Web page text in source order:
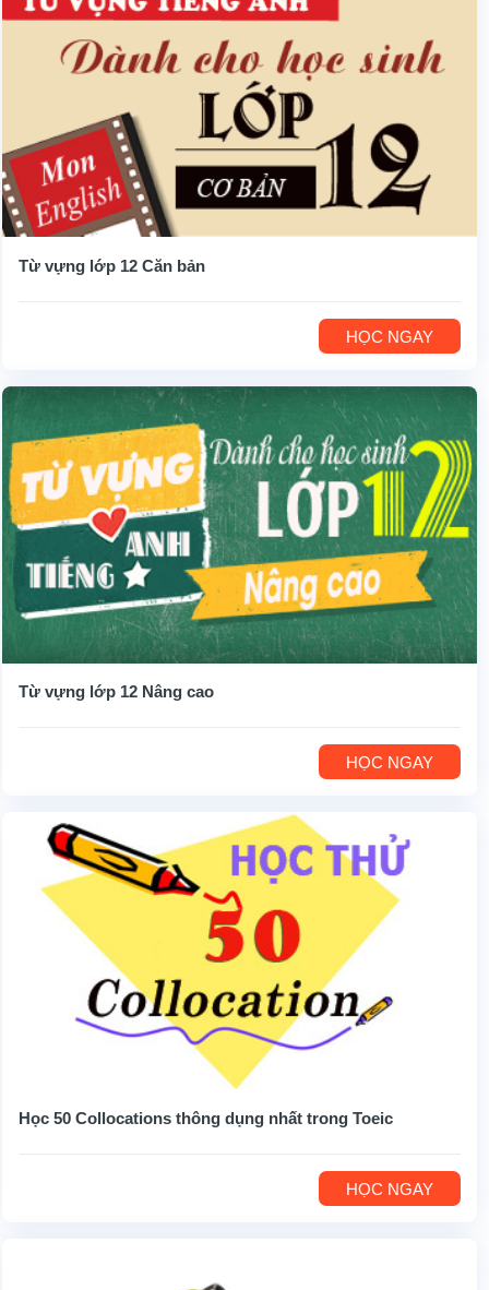
Từ vựng lớp 12 Căn bản
HỌC NGAY
Từ vựng lớp 12 Nâng cao
HỌC NGAY
Học 50 Collocations thông dụng nhất trong Toeic
HỌC NGAY